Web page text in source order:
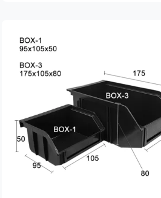
8MM,12MM,16MM,24MM,24MM Color
to tear Surface resistance 106-109ohms